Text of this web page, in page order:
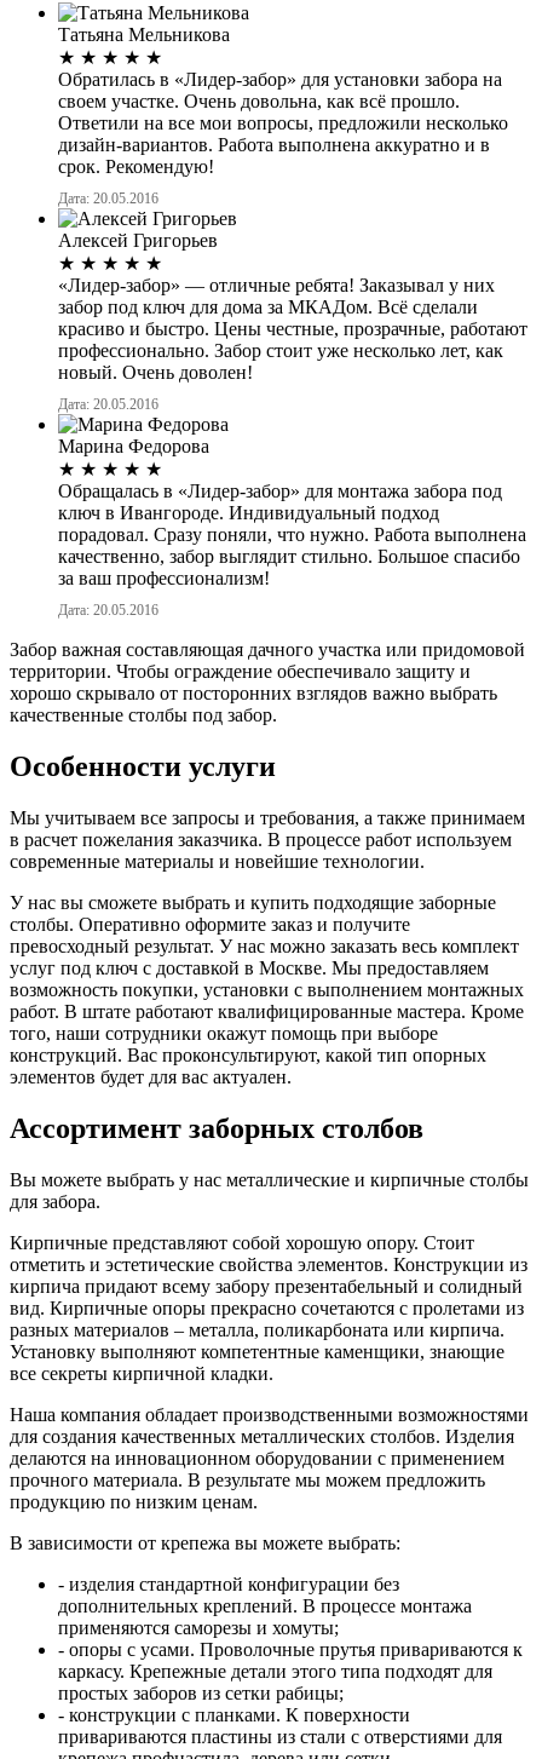
Татьяна Мельникова
★ ★ ★ ★ ★
Обратилась в «Лидер-забор» для установки забора на
своем участке. Очень довольна, как всё прошло.
Ответили на все мои вопросы, предложили несколько
дизайн-вариантов. Работа выполнена аккуратно и в
срок. Рекомендую!
Дата: 20.05.2016
Алексей Григорьев
★ ★ ★ ★ ★
«Лидер-забор» — отличные ребята! Заказывал у них
забор под ключ для дома за МКАДом. Всё сделали
красиво и быстро. Цены честные, прозрачные, работают
профессионально. Забор стоит уже несколько лет, как
новый. Очень доволен!
Дата: 20.05.2016
Марина Федорова
★ ★ ★ ★ ★
Обращалась в «Лидер-забор» для монтажа забора под
ключ в Ивангороде. Индивидуальный подход
порадовал. Сразу поняли, что нужно. Работа выполнена
качественно, забор выглядит стильно. Большое спасибо
за ваш профессионализм!
Дата: 20.05.2016
Забор важная составляющая дачного участка или придомовой
территории. Чтобы ограждение обеспечивало защиту и
хорошо скрывало от посторонних взглядов важно выбрать
качественные столбы под забор.
Особенности услуги
Мы учитываем все запросы и требования, а также принимаем
в расчет пожелания заказчика. В процессе работ используем
современные материалы и новейшие технологии.
У нас вы сможете выбрать и купить подходящие заборные
столбы. Оперативно оформите заказ и получите
превосходный результат. У нас можно заказать весь комплект
услуг под ключ с доставкой в Москве. Мы предоставляем
возможность покупки, установки с выполнением монтажных
работ. В штате работают квалифицированные мастера. Кроме
того, наши сотрудники окажут помощь при выборе
конструкций. Вас проконсультируют, какой тип опорных
элементов будет для вас актуален.
Ассортимент заборных столбов
Вы можете выбрать у нас металлические и кирпичные столбы
для забора.
Кирпичные представляют собой хорошую опору. Стоит
отметить и эстетические свойства элементов. Конструкции из
кирпича придают всему забору презентабельный и солидный
вид. Кирпичные опоры прекрасно сочетаются с пролетами из
разных материалов – металла, поликарбоната или кирпича.
Установку выполняют компетентные каменщики, знающие
все секреты кирпичной кладки.
Наша компания обладает производственными возможностями
для создания качественных металлических столбов. Изделия
делаются на инновационном оборудовании с применением
прочного материала. В результате мы можем предложить
продукцию по низким ценам.
В зависимости от крепежа вы можете выбрать:
- изделия стандартной конфигурации без
дополнительных креплений. В процессе монтажа
применяются саморезы и хомуты;
- опоры с усами. Проволочные прутья привариваются к
каркасу. Крепежные детали этого типа подходят для
простых заборов из сетки рабицы;
- конструкции с планками. К поверхности
привариваются пластины из стали с отверстиями для